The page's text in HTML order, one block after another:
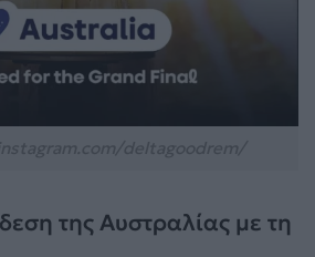
της Αυστραλίας με τη